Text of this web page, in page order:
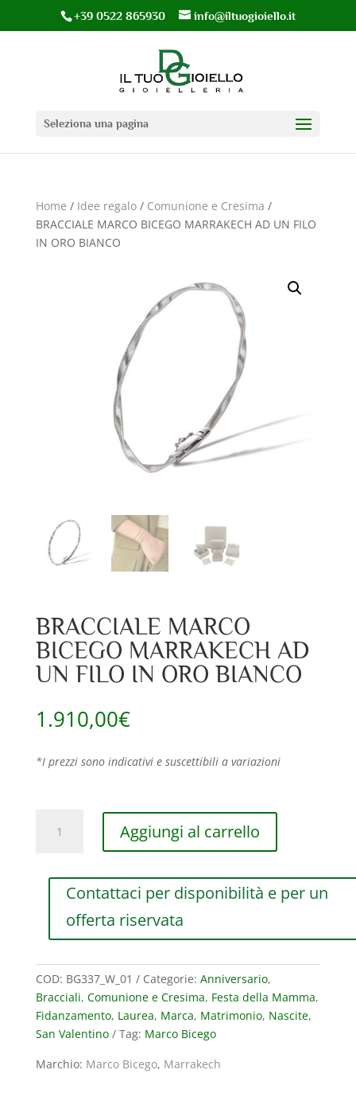
+39 0522 865930 info@iltuogioiello.it
Seleziona una pagina
Home / Idee regalo/ Comunione e Cresima /
BRACCIALE MARCO BICEGO MARRAKECH AD UN FILO
IN ORO BIANCO
BRACCIALE MARCO
BICEGO MARRAKECH AD
UN FILO IN ORO BIANCO
1.910,00€
*I prezzi sono indicativi e suscettibili a variazioni
MARCO
ORO
BIANCO
quantità
Aggiungi al carrello
Contattaci per disponibilità e per un
offerta riservata
COD: BG337_W_01 Categorie: Anniversario,
Bracciali, Comunione e Cresima, Festa della Mamma,
Fidanzamento, Laurea, Marca, Matrimonio, Nascite,
San Valentino
Tag: Marco Bicego
Marchio: Marco Bicego, Marrakech